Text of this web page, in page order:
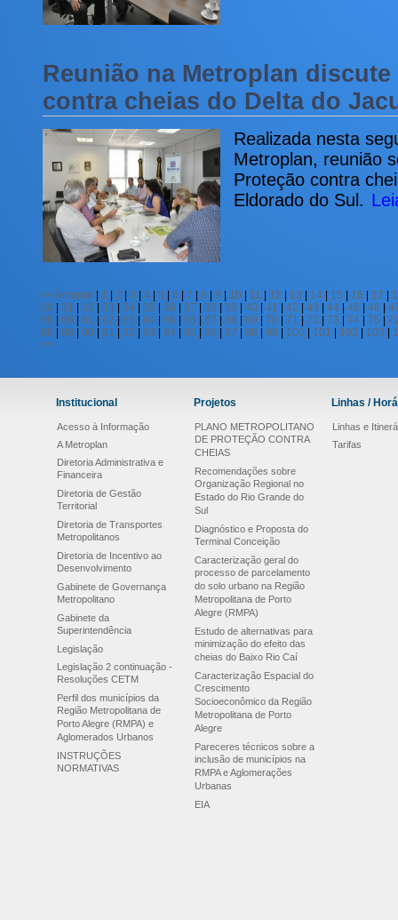
Reunião na Metroplan
contra cheias do Delta do
Realizada nesta
Metroplan, reunião
Proteção contra
Eldorado do Sul.
<<Anterior 1 2 3 4 5 6 7 8 9 10 11 12 13 14 15 16 17
30
31 32 33 34 35 36 37 38 39 40 41 42 43 44 45 46
59
60 61 62 63 64 65 66 67 68 69 70 71 72 73 74 75
88
89 90 91 92 93 94 95 96 97 98 99 100 101 102 103
>>
Institucional
Acesso à Informação
A Metroplan
Diretoria Administrativa e
Financeira
Diretoria de Gestão
Territorial
Diretoria de Transportes
Metropolitanos
Diretoria de Incentivo ao
Desenvolvimento
Gabinete de Governança
Metropolitano
Gabinete da
Superintendência
Legislação
Legislação 2 continuação -
Resoluções CETM
Perfil dos municípios da
Região Metropolitana de
Porto Alegre (RMPA) e
Aglomerados Urbanos
INSTRUÇÕES
NORMATIVAS
Projetos
PLANO METROPOLITANO
DE PROTEÇÃO CONTRA
CHEIAS
Recomendações sobre
Organização Regional no
Estado do Rio Grande do
Sul
Diagnóstico e Proposta do
Terminal Conceição
Caracterização geral do
processo de parcelamento
do solo urbano na Região
Metropolitana de Porto
Alegre (RMPA)
Estudo de alternativas para
minimização do efeito das
cheias do Baixo Rio Caí
Caracterização Espacial do
Crescimento
Socioeconômico da Região
Metropolitana de Porto
Alegre
Pareceres técnicos sobre a
inclusão de municípios na
RMPA e Aglomerações
Urbanas
EIA
Linhas /
Linhas e
Tarifas